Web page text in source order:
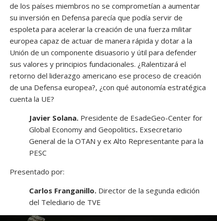
de los países miembros no se comprometían a aumentar
su inversión en Defensa parecía que podía servir de
espoleta para acelerar la creación de una fuerza militar
europea capaz de actuar de manera rápida y dotar a la
Unión de un componente disuasorio y útil para defender
sus valores y principios fundacionales. ¿Ralentizará el
retorno del liderazgo americano ese proceso de creación
de una Defensa europea?, ¿con qué autonomía estratégica
cuenta la UE?
Javier Solana. Presidente de EsadeGeo-Center for
Global Economy and Geopolitics. Exsecretario
General de la OTAN y ex Alto Representante para la
PESC
Presentado por:
Carlos Franganillo. Director de la segunda edición
del Telediario de TVE